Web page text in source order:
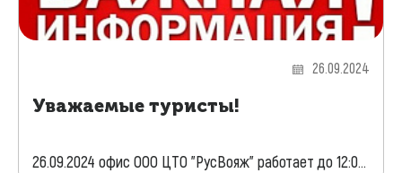
26.09.2024
Уважаемые туристы!
26.09.2024 офис ООО ЦТО "РусВояж" работает до 12:0...